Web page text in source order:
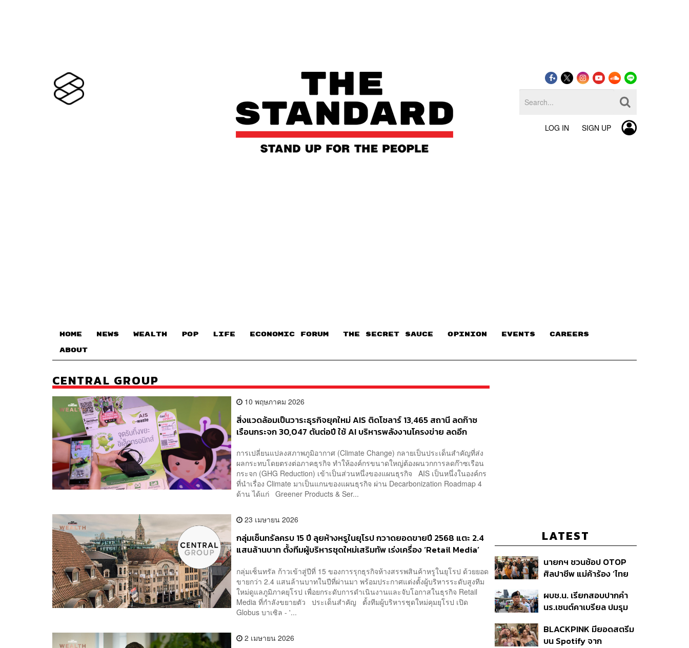
LOG IN SIGN UP
HOME NEWS WEALTH POP LIFE ECONOMIC FORUM THE SECRET SAUCE​ OPINION EVENTS CAREERS
ABOUT
CENTRAL GROUP
10 พฤษภาคม 2026
สิ่งแวดล้อมเป็นวาระธุรกิจยุคใหม่ AIS ติดโซลาร์ 13,465 สถานี ลดก๊าซ
เรือนกระจก 30,047 ตันต่อปี ใช้ AI บริหารพลังงานโครงข่าย ลดอีก
การเปลี่ยนแปลงสภาพภูมิอากาศ (Climate Change) กลายเป็นประเด็นสำคัญที่ส่ง
ผลกระทบโดยตรงต่อภาคธุรกิจ ทำให้องค์กรขนาดใหญ่ต้องผนวกการลดก๊าซเรือน
กระจก (GHG Reduction) เข้าเป็นส่วนหนึ่งของแผนธุรกิจ AIS เป็นหนึ่งในองค์กร
ที่นำเรื่อง Climate มาเป็นแกนของแผนธุรกิจ ผ่าน Decarbonization Roadmap 4
ด้าน ได้แก่ Greener Products & Ser...
23 เมษายน 2026
กลุ่มเซ็นทรัลครบ 15 ปี ลุยห้างหรูในยุโรป กวาดยอดขายปี 2568 แตะ 2.4
แสนล้านบาท ตั้งทีมผู้บริหารชุดใหม่เสริมทัพ เร่งเครื่อง ‘Retail Media’
กลุ่มเซ็นทรัล ก้าวเข้าสู่ปีที่ 15 ของการรุกธุรกิจห้างสรรพสินค้าหรูในยุโรป ด้วยยอด
ขายกว่า 2.4 แสนล้านบาทในปีที่ผ่านมา พร้อมประกาศแต่งตั้งผู้บริหารระดับสูงทีม
ใหม่ดูแลภูมิภาคยุโรป เพื่อยกระดับการดำเนินงานและจับโอกาสในธุรกิจ Retail
Media ที่กำลังขยายตัว ประเด็นสำคัญ ตั้งทีมผู้บริหารชุดใหม่คุมยุโรป เปิด
Globus บาเซิล - '...
2 เมษายน 2026
LATEST
นายกฯ ชวนช้อป OTOP
ศิลปาชีพ แม่ค้าร้อง ‘ไทย
ถามมีต่อไหม นายกฯ ตอบ
‘เดี๋ยวจะพยายาม’
ผบช.น. เรียกสอบปากคำ
นร.เซนต์คาเบรียล ปมรุม
ดำเนินคดีแล้ว
BLACKPINK มียอดสตรีม
บน Spotify จาก